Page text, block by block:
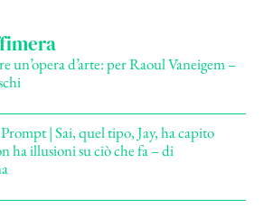
un’opera d’arte: per Raoul Vaneigem –
| Sai, quel tipo, Jay, ha capito
ha illusioni su ciò che fa – di